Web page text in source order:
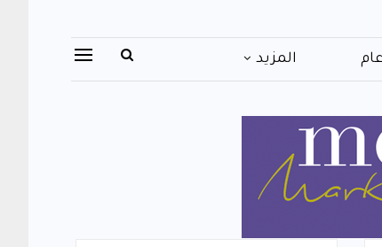
عام المزيد